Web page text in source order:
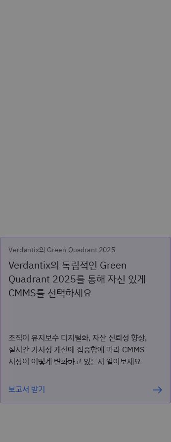
Verdantix의 Green Quadrant 2025
Verdantix의 독립적인 Green
Quadrant 2025를 통해 자신 있게
CMMS를 선택하세요
조직이 유지보수 디지털화, 자산 신뢰성 향상,
실시간 가시성 개선에 집중함에 따라 CMMS
시장이 어떻게 변화하고 있는지 알아보세요
보고서 받기